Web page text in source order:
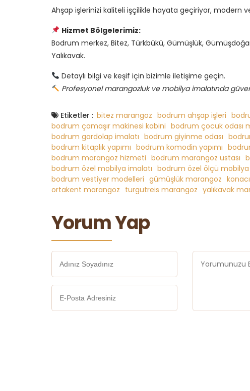
Ahşap işlerinizi kaliteli işçilikle hayata geçiriyor, modern
Hizmet Bölgelerimiz:
Bodrum merkez, Bitez, Türkbükü, Gümüşlük,
Yalıkavak.
Detaylı bilgi ve keşif için bizimle iletişime geçin.
Profesyonel marangozluk ve mobilya imalatında
Etiketler : bitez marangoz bodrum ahşap işleri
bodrum çamaşır makinesi kabini bodrum çocuk odası
bodrum gardolap imalatı bodrum giyinme odası
bodrum kitaplık yapımı bodrum komodin yapımı
bodrum marangoz hizmeti bodrum marangoz ustası
bodrum özel mobilya imalatı bodrum özel ölçü mobilya
bodrum vestiyer modelleri gümüşlük marangoz
ortakent marangoz turgutreis marangoz yalıkavak
Yorum Yap